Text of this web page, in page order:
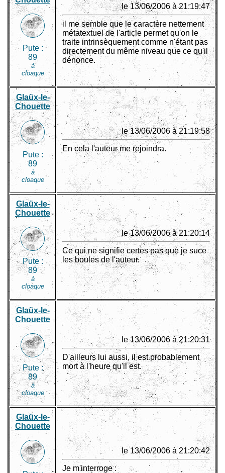
Pute :
89
à
cloaque
le 13/06/2006 à 21:19:47
il me semble que le caractère nettement
métatextuel de l'article permet qu'on le
traite intrinsèquement comme n'étant pas
directement du même niveau que ce qu'il
dénonce.
Glaüx-le-
Chouette
Pute :
89
à
cloaque
le 13/06/2006 à 21:19:58
En cela l'auteur me rejoindra.
Glaüx-le-
Chouette
Pute :
89
à
cloaque
le 13/06/2006 à 21:20:14
Ce qui ne signifie certes pas que je suce
les boules de l'auteur.
Glaüx-le-
Chouette
Pute :
89
à
cloaque
le 13/06/2006 à 21:20:31
D'ailleurs lui aussi, il est probablement
mort à l'heure qu'il est.
Glaüx-le-
Chouette
le 13/06/2006 à 21:20:42
Je m'interroge :